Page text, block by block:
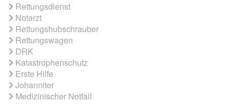
Rettungsdienst
Notarzt
Rettungshubschrauber
Rettungswagen
DRK
Katastrophenschutz
Erste Hilfe
Johanniter
Medizinischer Notfall